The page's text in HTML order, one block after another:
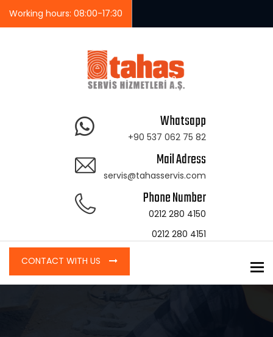
Working hours: 08:00-17:30
Whatsapp
+90 537 062 75 82
Mail Adress
servis@tahasservis.com
Phone Number
0212 280 4150
0212 280 4151
CONTACT WITH US